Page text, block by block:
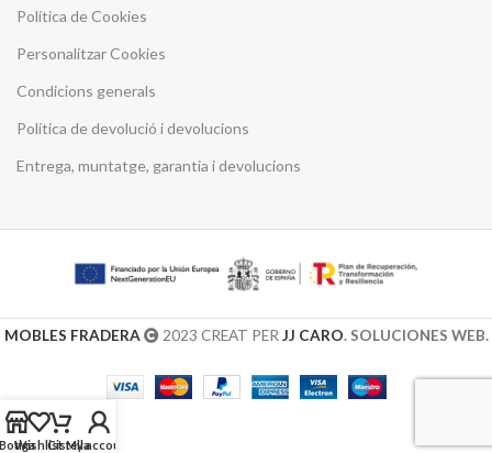
Política de Cookies
Personalitzar Cookies
Condicions generals
Política de devolució i devolucions
Entrega, muntatge, garantia i devolucions
MOBLES FRADERA 2023 CREAT PER JJ CARO. SOLUCIONES WEB.
WishlistCistella
My account